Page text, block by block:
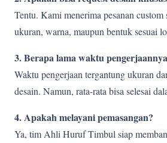
Tentu. Kami menerima pesanan
ukuran, warna, maupun bentuk sesuai
3. Berapa lama waktu
Waktu pengerjaan tergantung ukuran
desain. Namun, rata-rata bisa selesai
4. Apakah melayani pemasangan?
Ya, tim Ahli Huruf Timbul siap